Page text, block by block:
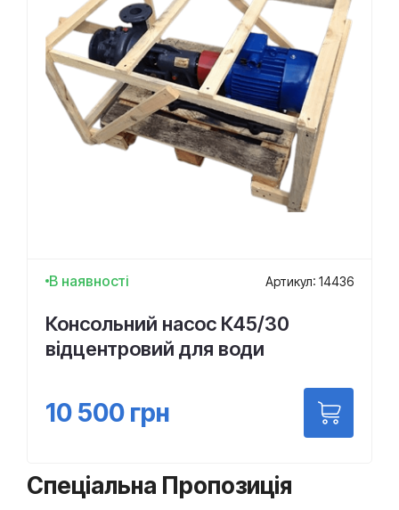
В наявності Артикул: 14436
Консольний насос К45/30
відцентровий для води
10 500 грн
Спеціальна Пропозиція